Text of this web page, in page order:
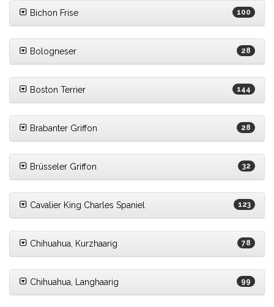
Bichon Frise 100
Bologneser 28
Boston Terrier 144
Brabanter Griffon 28
Brüsseler Griffon 32
Cavalier King Charles Spaniel 123
Chihuahua, Kurzhaarig 78
Chihuahua, Langhaarig 99